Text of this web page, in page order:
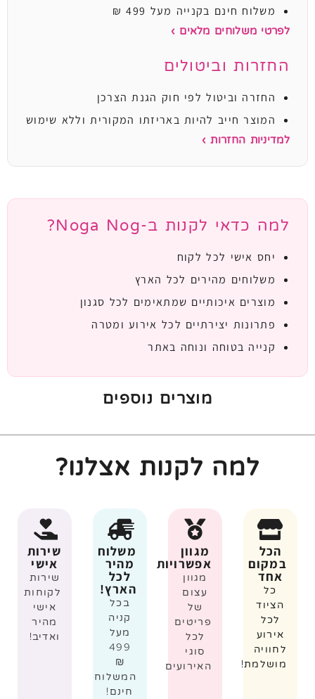
משלוח חינם בקנייה מעל 499 ₪
לפרטי משלוחים מלאים ›
החזרות וביטולים
החזרה וביטול לפי חוק הגנת הצרכן
המוצר חייב להיות באריזתו המקורית וללא שימוש
למדיניות החזרות ›
למה כדאי לקנות ב-Noga Nog?
יחס אישי לכל לקוח
משלוחים מהירים לכל הארץ
מוצרים איכותיים שמתאימים לכל סגנון
פתרונות יצירתיים לכל אירוע ומטרה
קנייה בטוחה ונוחה באתר
מוצרים נוספים
למה לקנות אצלנו?
הכל
במקום
אחד
כל
הציוד
לכל
אירוע
לחוויה
מושלמת!
מגוון
אפשרויות
מגוון
עצום
של
פריטים
לכל
סוגי
האירועים
משלוח
מהיר
לכל
הארץ!
בכל
קניה
מעל
499
₪
המשלוח
חינם!
שירות
אישי
שירות
לקוחות
אישי
מהיר
ואדיב!